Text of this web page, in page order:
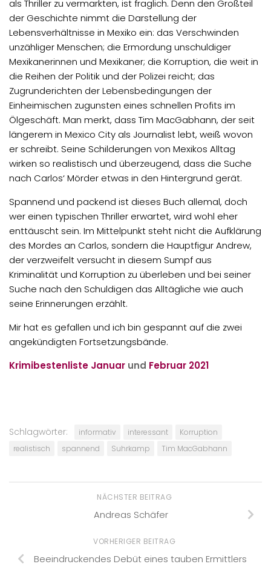
als Thriller zu vermarkten, ist fraglich. Denn den Großteil
der Geschichte nimmt die Darstellung der
Lebensverhältnisse in Mexiko ein: das Verschwinden
unzähliger Menschen; die Ermordung unschuldiger
Mexikanerinnen und Mexikaner; die Korruption, die weit in
die Reihen der Politik und der Polizei reicht; das
Zugrunderichten der Lebensbedingungen der
Einheimischen zugunsten eines schnellen Profits im
Ölgeschäft. Man merkt, dass Tim MacGabhann, der seit
längerem in Mexico City als Journalist lebt, weiß wovon
er schreibt. Seine Schilderungen von Mexikos Alltag
wirken so realistisch und überzeugend, dass die Suche
nach Carlos‘ Mörder etwas in den Hintergrund gerät.
Spannend und packend ist dieses Buch allemal, doch
wer einen typischen Thriller erwartet, wird wohl eher
enttäuscht sein. Im Mittelpunkt steht nicht die Aufklärung
des Mordes an Carlos, sondern die Hauptfigur Andrew,
der verzweifelt versucht in diesem Sumpf aus
Kriminalität und Korruption zu überleben und bei seiner
Suche nach den Schuldigen das Alltägliche wie auch
seine Erinnerungen erzählt.
Mir hat es gefallen und ich bin gespannt auf die zwei
angekündigten Fortsetzungsbände.
Krimibestenliste Januar und Februar 2021
Schlagwörter: informativ interessant
Korruption
realistisch
spannend Suhrkamp Tim MacGabhann
NÄCHSTER BEITRAG
Andreas Schäfer
VORHERIGER BEITRAG
Beeindruckendes Debüt eines tauben Ermittlers